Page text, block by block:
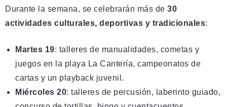
Durante la semana, se celebrarán más de 30
actividades culturales, deportivas y tradicionales:
Martes 19: talleres de manualidades, cometas y
juegos en la playa La Cantería, campeonatos de
cartas y un playback juvenil.
Miércoles 20: talleres de percusión, laberinto guiado,